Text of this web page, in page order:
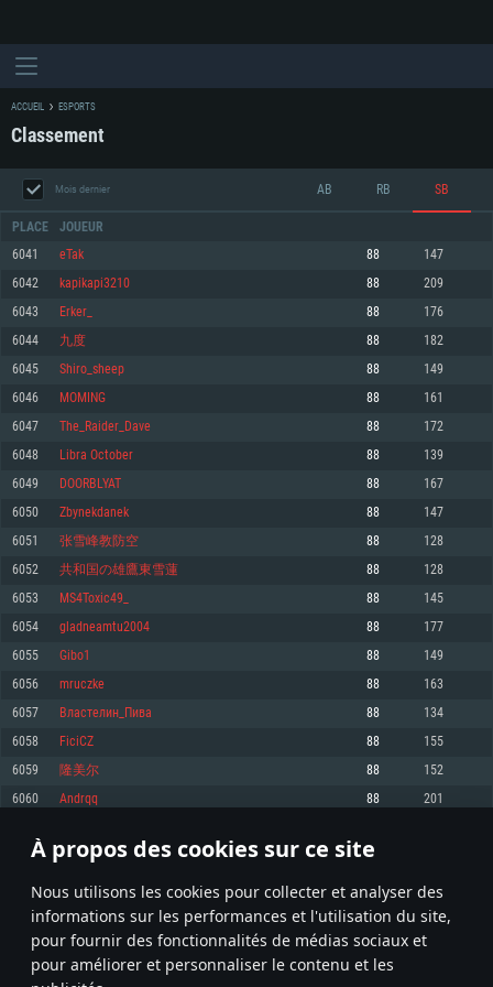
À propos des cookies sur ce site
Nous utilisons les cookies pour collecter et analyser des
informations sur les performances et l'utilisation du site,
pour fournir des fonctionnalités de médias sociaux et
pour améliorer et personnaliser le contenu et les
CONFIGURATION SYSTÈME REQUISE
Minimum
OS: Windows 10 (64 bit)
Processeur: Dual-Core 2.2 GHz
Mémoire: 4 GB
Carte graphique supportant DirectX 11: AMD Radeon 77XX / NVIDIA
GeForce GTX 660. La résolution minimale supportée par le jeu est de 720p
Connection: Connexion Internet à haut débit
Disque dur: 23.1 Go (client minimal)
Recommandée
1060 et plus, Radeon RX 570 et plus.
Disque dur: 75.9 Go (client complet)
Minimum
OS: Mac OS Big Sur 11.0 ou plus récent
Processeur: Core i5, minimum 2.2GHz (Les processeurs Intel Xeon ne sont
pas supportés)
Mémoire: 6 GB
Carte graphique: Intel Iris Pro 5200 (Mac), ou analogue AMD/Nvidia. La
résolution minimale supportée par le jeu est de 720p.
Connection: Connexion Internet à haut débit
Disque dur: 62,2 Go (client minimal)
Recommandée
OS: Mac OS Big Sur 11.0 ou plus récent
Processeur: Core i7 (Les processeurs Intel Xeon ne sont pas supportés)
Mémoire: 8 GB
Carte graphique: Radeon Vega II ou plus avec support de Metal
Disque dur: 62,2 Go (client complet)
Minimum
OS: Les configurations Linux 64 bits les plus modernes
Processeur: Dual-Core 2.4 GHz
Mémoire: 4 GB
Carte graphique: NVIDIA 660 avec les derniers drivers (moins de 6 mois) /
de même pour AMD (La résolution minimale supportée par le jeu est de
720p)
Connection: Connexion Internet à haut débit
Disque dur: 62,2 Go (client minimal)
Recommandée
OS: Ubuntu 20.04 64bit
Processeur: Intel Core i7
Mémoire: 8 GB
Carte graphique: NVIDIA 1060 avec les derniers drivers (moins de 6 mois) /
6 mois et supportant Vulkan
Connection: Connexion Internet à haut débit
Disque dur: 60,2 Go (client complet)
ACCUEIL ESPORTS
Classement
Mois dernier AB RB SB
PLACE JOUEUR
6041 eTak 88 147
6042 kapikapi3210 88 209
6043 Erker_ 88 176
6044 九度 88 182
6045 Shiro_sheep 88 149
6046 MOMING 88 161
6047 The_Raider_Dave 88 172
6048 Libra October 88 139
6049 DOORBLYAT 88 167
6050 Zbynekdanek 88 147
6051 张雪峰教防空 88 128
6052 共和国の雄鷹東雪蓮 88 128
6053 MS4Toxic49_ 88 145
6054 gladneamtu2004 88 177
6055 Gibo1 88 149
6056 mruczke 88 163
6057 Властелин_Пива 88 134
6058 FiciCZ 88 155
6059 隆美尔 88 152
6060 Andrqq 88 201
* Classement mis à jour quotidiennement
302 303 304 403